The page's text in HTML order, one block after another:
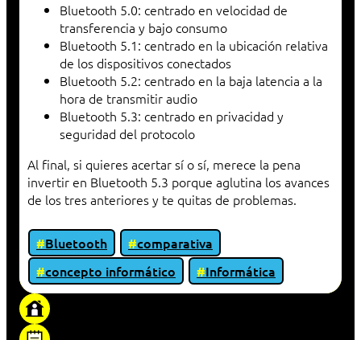
Bluetooth 5.0: centrado en velocidad de
transferencia y bajo consumo
Bluetooth 5.1: centrado en la ubicación relativa
de los dispositivos conectados
Bluetooth 5.2: centrado en la baja latencia a la
hora de transmitir audio
Bluetooth 5.3: centrado en privacidad y
seguridad del protocolo
Al final, si quieres acertar sí o sí, merece la pena
invertir en Bluetooth 5.3 porque aglutina los avances
de los tres anteriores y te quitas de problemas.
Bluetooth
comparativa
concepto informático
Informática